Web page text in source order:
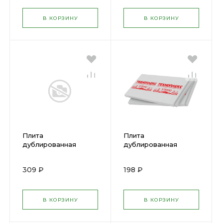
В КОРЗИНУ В КОРЗИНУ
Плита
дублированная
плотн.30 (10)
309 ₽
В КОРЗИНУ
Плита
дублированная
плотн.30 (13)
198 ₽
В КОРЗИНУ